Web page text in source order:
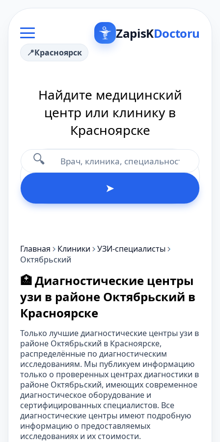
ZapisKDoctoru
Красноярск
Найдите медицинский
центр или клинику в
Красноярске
🔍
➤
Главная Клиники
УЗИ-специалисты
Октябрьский
🏥 Диагностические центры
узи в районе Октябрьский в
Красноярске
Только лучшие диагностические центры узи в
районе Октябрьский в Красноярске,
распределённые по диагностическим
исследованиям. Мы публикуем информацию
только о проверенных центрах диагностики в
районе Октябрьский, имеющих современное
диагностическое оборудование и
сертифицированных специалистов. Все
диагностические центры имеют подробную
информацию о предоставляемых
исследованиях и их стоимости.